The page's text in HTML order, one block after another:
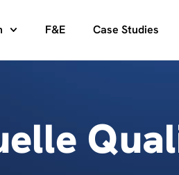
F&E Case Studies